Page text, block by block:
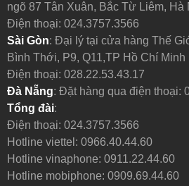
ngõ 87 Tân Xuân, Bắc Từ Liêm, Hà
Điện thoại: 024.3757.3566
Sài Gòn: Đại lý tại cửa hàng Thế
Bình Thới, P9, Q11,TP Hồ Chí Minh
Điện thoại: 028.22.53.43.17
Đà Nẵng: Đặt hàng qua điện thoại:
Tổng đài:
Điện thoại: 024.3757.3566
Hotline viettel: 0966.40.44.60
Hotline vinaphone: 0911.22.44.60
Hotline mobiphone: 0909.69.44.60